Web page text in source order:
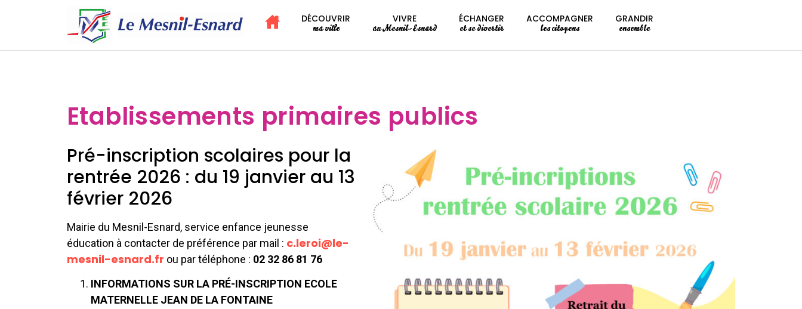
DÉCOUVRIR
ma ville
VIVRE
au Mesnil-Esnard
ÉCHANGER
et se divertir
ACCOMPAGNER
les citoyens
GRANDIR
ensemble
Etablissements primaires publics
Pré-inscription scolaires pour la
rentrée 2026 : du 19 janvier au 13
février 2026
Mairie du Mesnil-Esnard, service enfance jeunesse
éducation à contacter de préférence par mail : c.leroi@le-
mesnil-esnard.fr ou par téléphone : 02 32 86 81 76
INFORMATIONS SUR LA PRÉ-INSCRIPTION ECOLE
MATERNELLE JEAN DE LA FONTAINE